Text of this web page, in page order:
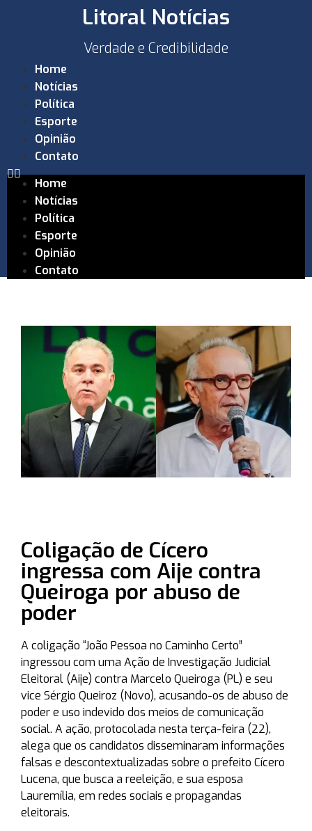
Litoral Notícias
Verdade e Credibilidade
Home
Notícias
Política
Esporte
Opinião
Contato
Home
Notícias
Política
Esporte
Opinião
Contato
Coligação de Cícero
ingressa com Aije contra
Queiroga por abuso de
poder
A coligação “João Pessoa no Caminho Certo”
ingressou com uma Ação de Investigação Judicial
Eleitoral (Aije) contra Marcelo Queiroga (PL) e seu
vice Sérgio Queiroz (Novo), acusando-os de abuso de
poder e uso indevido dos meios de comunicação
social. A ação, protocolada nesta terça-feira (22),
alega que os candidatos disseminaram informações
falsas e descontextualizadas sobre o prefeito Cícero
Lucena, que busca a reeleição, e sua esposa
Lauremília, em redes sociais e propagandas
eleitorais.